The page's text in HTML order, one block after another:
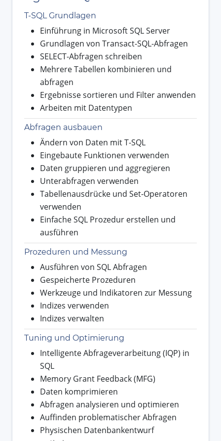
T-SQL Grundlagen
Einführung in Microsoft SQL Server
Grundlagen von Transact-SQL-Abfragen
SELECT-Abfragen schreiben
Mehrere Tabellen kombinieren und
abfragen
Ergebnisse sortieren und Filter anwenden
Arbeiten mit Datentypen
Abfragen ausbauen
Ändern von Daten mit T-SQL
Eingebaute Funktionen verwenden
Daten gruppieren und aggregieren
Unterabfragen verwenden
Tabellenausdrücke und Set-Operatoren
verwenden
Einfache SQL Prozedur erstellen und
ausführen
Prozeduren und Messung
Ausführen von SQL Abfragen
Gespeicherte Prozeduren
Werkzeuge und Indikatoren zur Messung
Indizes verwenden
Indizes verwalten
Tuning und Optimierung
Intelligente Abfrageverarbeitung (IQP) in
SQL
Memory Grant Feedback (MFG)
Daten komprimieren
Abfragen analysieren und optimieren
Auffinden problematischer Abfragen
Physischen Datenbankentwurf